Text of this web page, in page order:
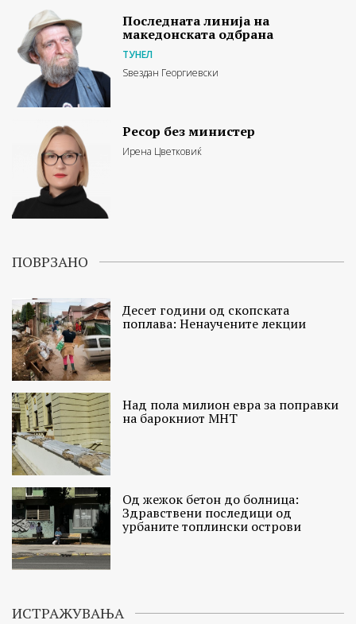
Последната линија на
македонската одбрана
ТУНЕЛ
Ѕвездан Георгиевски
Ресор без министер
Ирена Цветковиќ
ПОВРЗАНО
Десет години од скопската
поплава: Ненаучените лекции
Над пола милион евра за поправки
на барокниот МНТ
Од жежок бетон до болница:
Здравствени последици од
урбаните топлински острови
ИСТРАЖУВАЊА